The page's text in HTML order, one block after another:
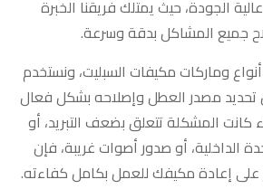
الجودة، حيث يمتلك فريقنا الخبرة
جميع المشاكل بدقة وسرعة.
وماركات مكيفات السبليت، ونستخدم
مصدر العطل وإصلاحه بشكل فعال
كانت المشكلة تتعلق بضعف التبريد، أو
الداخلية، أو صدور أصوات غريبة، فإن
على إعادة مكيفك للعمل بكامل كفاءته.